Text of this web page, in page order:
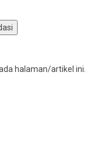
halaman/artikel ini.